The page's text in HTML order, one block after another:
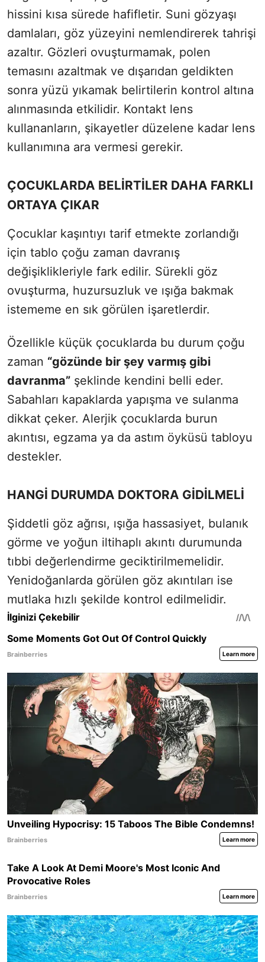
hissini kısa sürede hafifletir. Suni gözyaşı
damlaları, göz yüzeyini nemlendirerek tahrişi
azaltır. Gözleri ovuşturmamak, polen
temasını azaltmak ve dışarıdan geldikten
sonra yüzü yıkamak belirtilerin kontrol altına
alınmasında etkilidir. Kontakt lens
kullananların, şikayetler düzelene kadar lens
kullanımına ara vermesi gerekir.
ÇOCUKLARDA BELİRTİLER DAHA FARKLI
ORTAYA ÇIKAR
Çocuklar kaşıntıyı tarif etmekte zorlandığı
için tablo çoğu zaman davranış
değişiklikleriyle fark edilir. Sürekli göz
ovuşturma, huzursuzluk ve ışığa bakmak
istememe en sık görülen işaretlerdir.
Özellikle küçük çocuklarda bu durum çoğu
zaman “gözünde bir şey varmış gibi
davranma” şeklinde kendini belli eder.
Sabahları kapaklarda yapışma ve sulanma
dikkat çeker. Alerjik çocuklarda burun
akıntısı, egzama ya da astım öyküsü tabloyu
destekler.
HANGİ DURUMDA DOKTORA GİDİLMELİ
Şiddetli göz ağrısı, ışığa hassasiyet, bulanık
görme ve yoğun iltihaplı akıntı durumunda
tıbbi değerlendirme geciktirilmemelidir.
Yenidoğanlarda görülen göz akıntıları ise
mutlaka hızlı şekilde kontrol edilmelidir.